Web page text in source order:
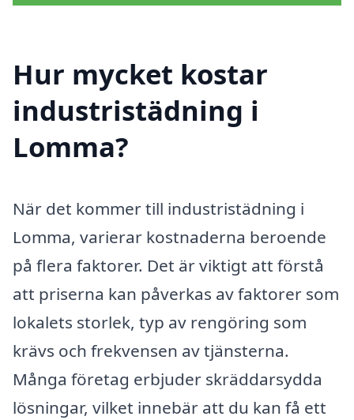
Hur mycket kostar
industristädning i
Lomma?
När det kommer till industristädning i
Lomma, varierar kostnaderna beroende
på flera faktorer. Det är viktigt att förstå
att priserna kan påverkas av faktorer som
lokalets storlek, typ av rengöring som
krävs och frekvensen av tjänsterna.
Många företag erbjuder skräddarsydda
lösningar, vilket innebär att du kan få ett